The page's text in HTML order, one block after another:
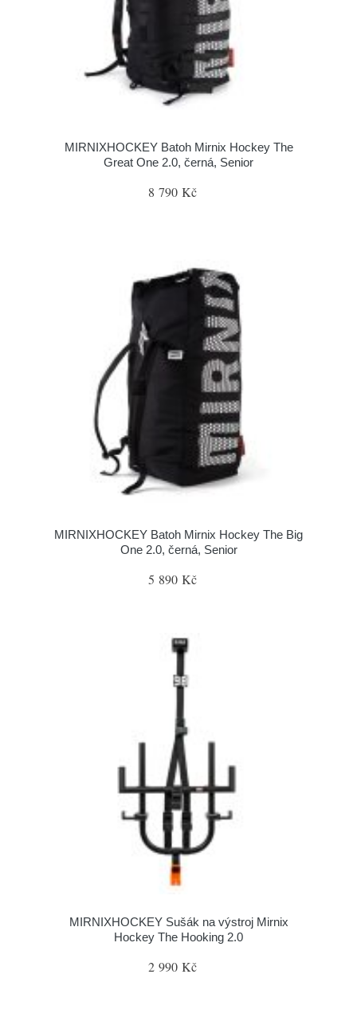
MIRNIXHOCKEY Batoh Mirnix Hockey The
Great One 2.0, černá, Senior
8 790 Kč
MIRNIXHOCKEY Batoh Mirnix Hockey The Big
One 2.0, černá, Senior
5 890 Kč
MIRNIXHOCKEY Sušák na výstroj Mirnix
Hockey The Hooking 2.0
2 990 Kč